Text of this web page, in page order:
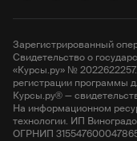
Зарегистрированный
Свидетельство о
«Курсы.ру» №
регистрации программы
Курсы.ру® —
На информационном
технологии. ИП
ОГРНИП